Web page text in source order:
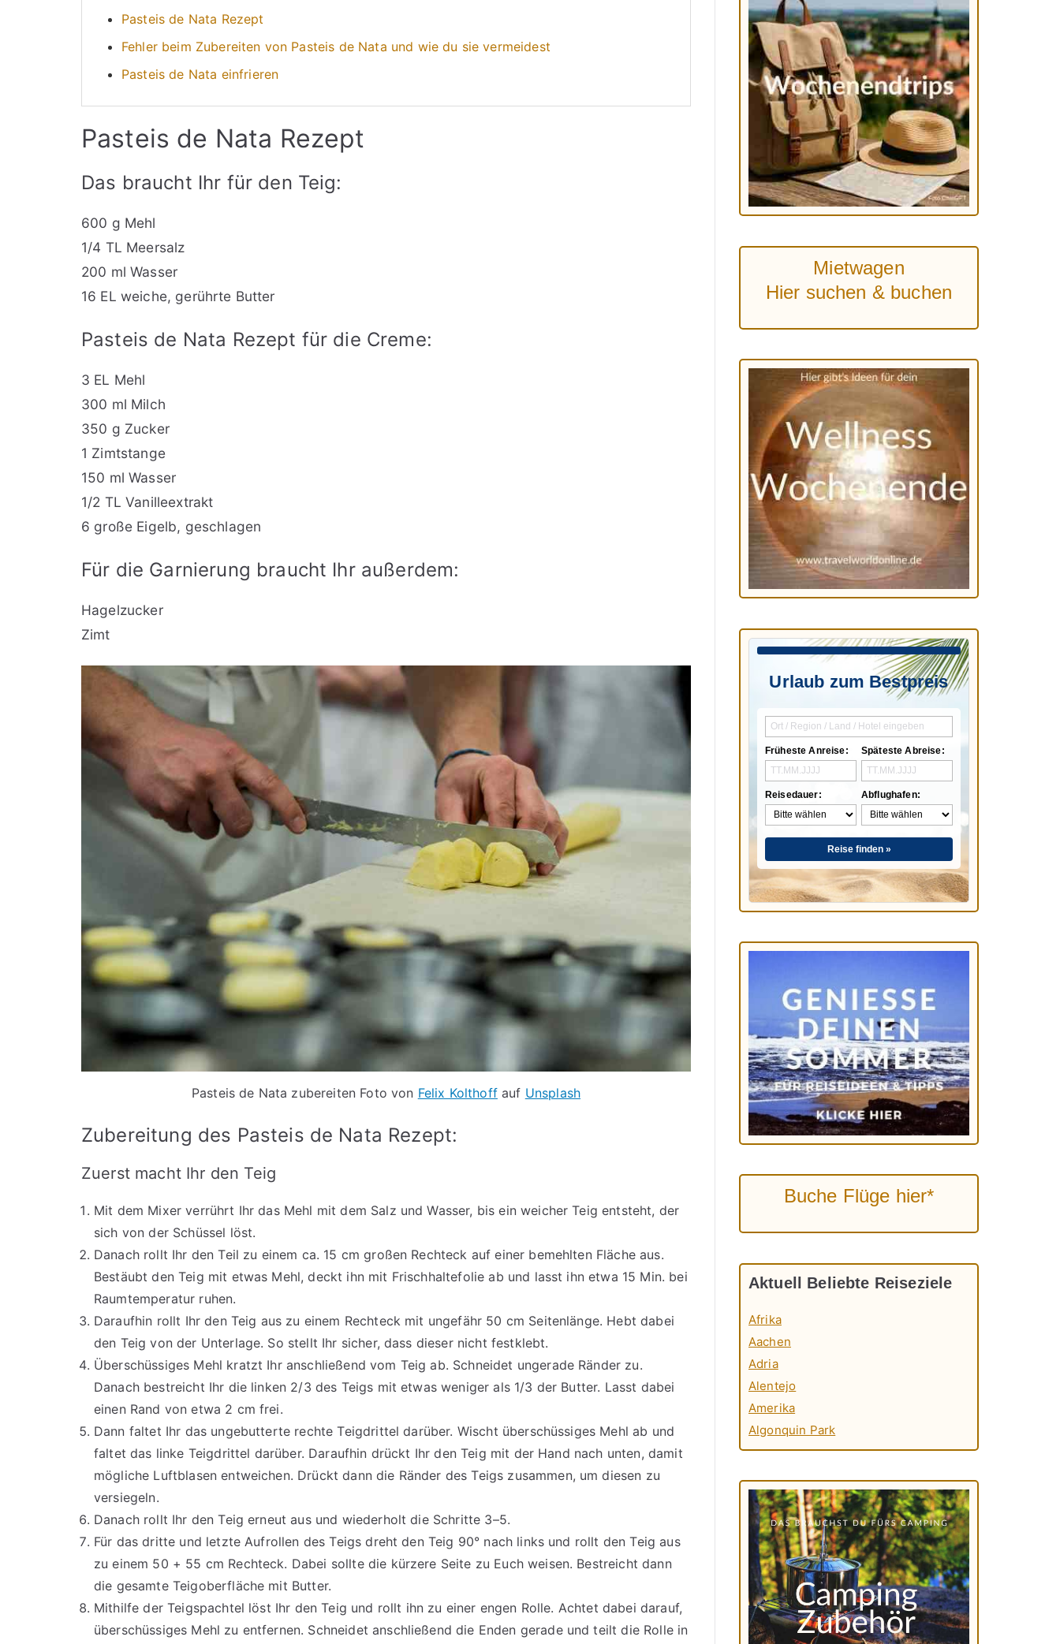
Pasteis de Nata Rezept
Fehler beim Zubereiten von Pasteis de Nata und wie du sie vermeidest
Pasteis de Nata einfrieren
Pasteis de Nata Rezept
Das braucht Ihr für den Teig:
600 g Mehl
1/4 TL Meersalz
200 ml Wasser
16 EL weiche, gerührte Butter
Pasteis de Nata Rezept für die Creme:
3 EL Mehl
300 ml Milch
350 g Zucker
1 Zimtstange
150 ml Wasser
1/2 TL Vanilleextrakt
6 große Eigelb, geschlagen
Für die Garnierung braucht Ihr außerdem:
Hagelzucker
Zimt
Pasteis de Nata zubereiten Foto von Felix Kolthoffauf Unsplash
Zubereitung des Pasteis de Nata Rezept:
Zuerst macht Ihr den Teig
Mit dem Mixer verrührt Ihr das Mehl mit dem Salz und Wasser, bis ein weicher Teig entsteht, der
sich von der Schüssel löst.
Danach rollt Ihr den Teil zu einem ca. 15 cm großen Rechteck auf einer bemehlten Fläche aus.
Bestäubt den Teig mit etwas Mehl, deckt ihn mit Frischhaltefolie ab und lasst ihn etwa 15 Min. bei
Raumtemperatur ruhen.
Daraufhin rollt Ihr den Teig aus zu einem Rechteck mit ungefähr 50 cm Seitenlänge. Hebt dabei
den Teig von der Unterlage. So stellt Ihr sicher, dass dieser nicht festklebt.
Überschüssiges Mehl kratzt Ihr anschließend vom Teig ab. Schneidet ungerade Ränder zu.
Danach bestreicht Ihr die linken 2/3 des Teigs mit etwas weniger als 1/3 der Butter. Lasst dabei
einen Rand von etwa 2 cm frei.
Dann faltet Ihr das ungebutterte rechte Teigdrittel darüber. Wischt überschüssiges Mehl ab und
faltet das linke Teigdrittel darüber. Daraufhin drückt Ihr den Teig mit der Hand nach unten, damit
mögliche Luftblasen entweichen. Drückt dann die Ränder des Teigs zusammen, um diesen zu
versiegeln.
Danach rollt Ihr den Teig erneut aus und wiederholt die Schritte 3–5.
Für das dritte und letzte Aufrollen des Teigs dreht den Teig 90° nach links und rollt den Teig aus
zu einem 50 + 55 cm Rechteck. Dabei sollte die kürzere Seite zu Euch weisen. Bestreicht dann
die gesamte Teigoberfläche mit Butter.
Mithilfe der Teigspachtel löst Ihr den Teig und rollt ihn zu einer engen Rolle. Achtet dabei darauf,
überschüssiges Mehl zu entfernen. Schneidet anschließend die Enden gerade und teilt die Rolle in
Mietwagen
Hier suchen & buchen
Urlaub zum Bestpreis
Früheste Anreise:
Reisedauer:
Späteste Abreise:
Abflughafen:
Reise finden »
Buche Flüge hier*
Aktuell Beliebte Reiseziele
Afrika
Aachen
Adria
Alentejo
Amerika
Algonquin Park